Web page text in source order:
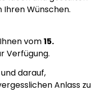
Wünschen.
vom15.
Verfügung.
darauf,
Anlass zu